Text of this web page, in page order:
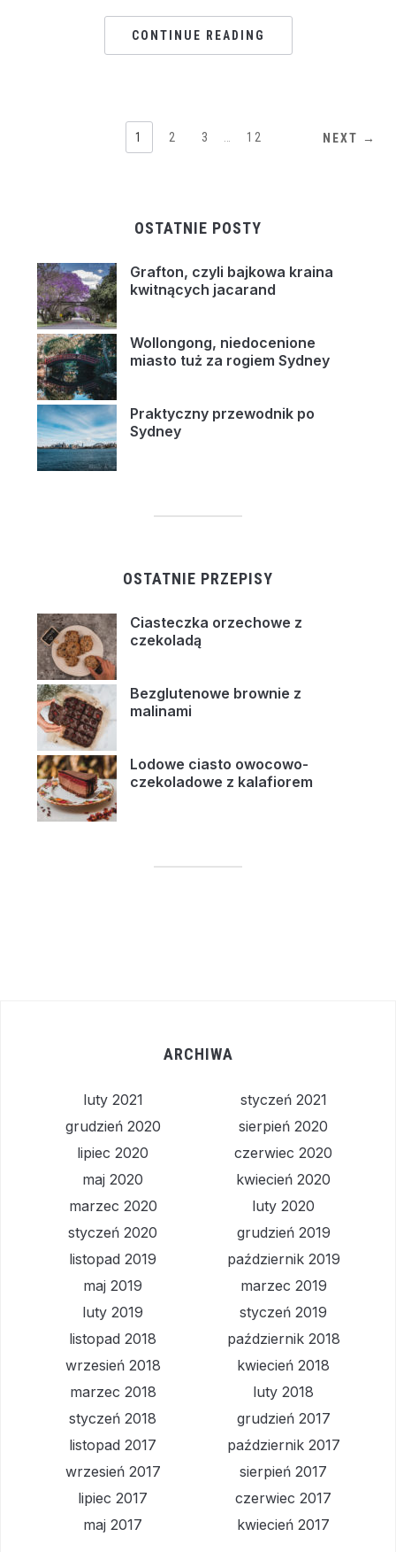
CONTINUE READING
1 2 3 12 NEXT →
OSTATNIE POSTY
Grafton, czyli bajkowa kraina
kwitnących jacarand
Wollongong, niedocenione
miasto tuż za rogiem Sydney
Praktyczny przewodnik po
Sydney
OSTATNIE PRZEPISY
Ciasteczka orzechowe z
czekoladą
Bezglutenowe brownie z
malinami
Lodowe ciasto owocowo-
czekoladowe z kalafiorem
ARCHIWA
luty 2021
styczeń 2021
grudzień 2020
sierpień 2020
lipiec 2020
czerwiec 2020
maj 2020
kwiecień 2020
marzec 2020
luty 2020
styczeń 2020
grudzień 2019
listopad 2019
październik 2019
maj 2019
marzec 2019
luty 2019
styczeń 2019
listopad 2018
październik 2018
wrzesień 2018
kwiecień 2018
marzec 2018
luty 2018
styczeń 2018
grudzień 2017
listopad 2017
październik 2017
wrzesień 2017
sierpień 2017
lipiec 2017
czerwiec 2017
maj 2017
kwiecień 2017